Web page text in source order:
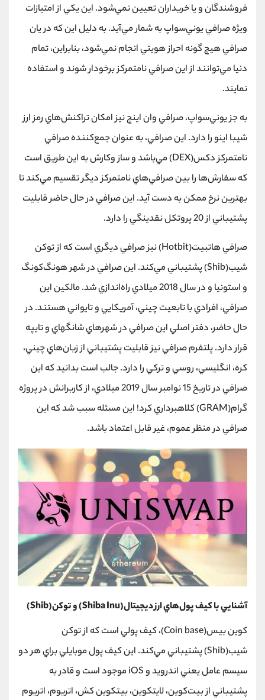
فروشندگان و يا خريداران تعيين نمي‌شود. اين يكي از امتيازات
ويژه صرافي يوني‌سواپ به شمار مي‌آيد. به دليل اين كه در يان
صرافي هيچ گونه احراز هويتي انجام نمي‌شود، بنابراين، تمام
دنيا مي‌توانند از اين صرافي نامتمركز برخودار شوند و استفاده
نمايند.
به جز يوني‌سواپ، صرافي وان اينچ نيز امكان تراكنش‌هاي رمز ارز
شيبا اينو را دارد. اين صرافي، به عنوان جمع‌كننده صرافي
نامتمركز دكس(DEX) مي‌باشد و ساز وكارش به اين طريق است
كه سفارش‌ها را بين صرافي‌هاي نامتمركز ديگر تقسيم مي‌كند تا
بهترين نرخ ممكن به دست آيد. اين صرافي در حال حاضر قابليت
پشتيباني از 20 پروتكل نقدينگي را دارد.
صرافي هاتبيت(Hotbit) نيز صرافي ديگري است كه از توكن
شيب(Shib) پشتيباني مي‌كند. اين صرافي در شهر هونگ‌كونگ
و استونيا و در سال 2018 ميلادي راه‌اندازي شد. مالكين اين
صرافي، افرادي با تابعيت چيني، آمريكايي و تايواني هستند. در
حال حاضر، دفتر اصلي اين صرافي در شهرهاي شانگهاي و تايپه
قرار دارد. پلتفرم صرافي نيز قابليت پشتيباني از زبان‌هاي چيني،
كره، انگليسي، روسي و تركي را دارد. جالب است بدانيد كه اين
صرافي در تاريخ 15 نوامبر سال 2019 ميلادي، از كاربرانش در پروژه
گرام(GRAM) كلاهبرداري كرد! اين مسئله سبب شد كه اين
صرافي در منظر عموم، غير قابل اعتماد باشد.
آشنايي با كيف پول‌هاي ارز ديجيتال(Shiba Inu) و توكن(Shib)
كوين بيس(Coin base)، كيف پولي است كه از توكن
شيب(Shib) پشتيباني مي‌كند. اين كيف پول موبايلي براي هر دو
سيسم عامل يعني اندرويد و iOS موجود است و قادر به
پشتيباني از بيت‌كوين، لايت‎كوين، بیتکوین کش، اتريوم، اتريوم